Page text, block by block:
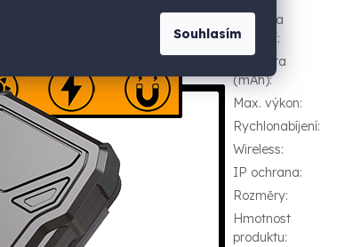
Souhlasím
Podpora
nabíjení:
Kapacita
(mAh):
Max. výkon:
Rychlonabíjení:
Wireless:
IP ochrana:
Rozměry:
Hmotnost
produktu: